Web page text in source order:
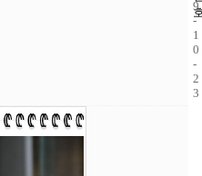
9
-
1
0
-
2
3